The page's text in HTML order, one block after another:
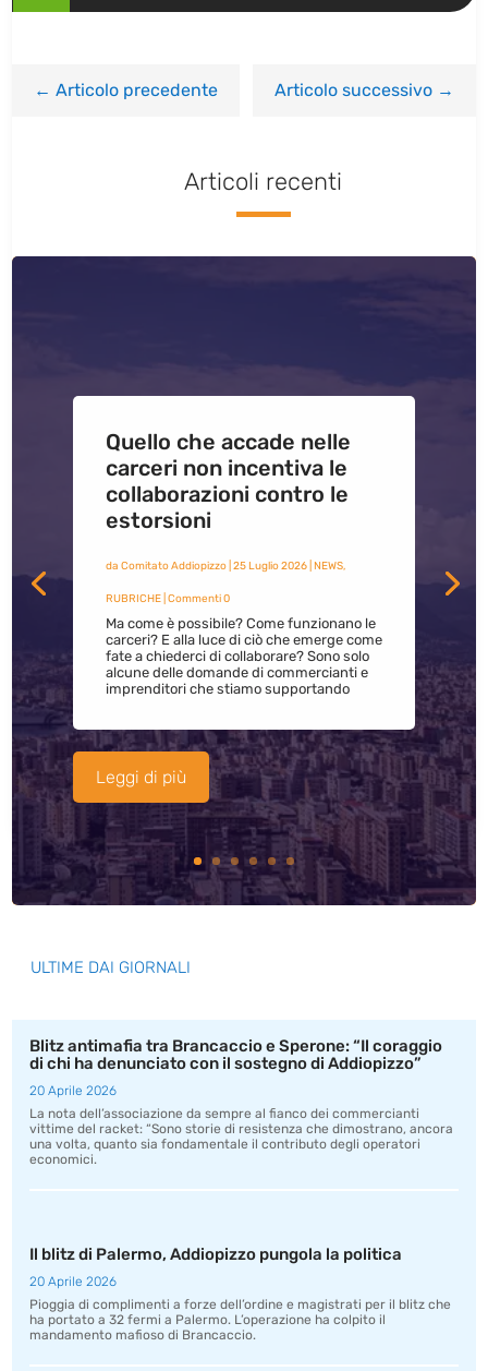
←Articolo precedente Articolo successivo→
Articoli recenti
Quello che accade nelle
carceri non incentiva le
collaborazioni contro le
estorsioni
da Comitato Addiopizzo| 25 Luglio 2026| NEWS,
RUBRICHE| Commenti 0
Ma come è possibile? Come funzionano le
carceri? E alla luce di ciò che emerge come
fate a chiederci di collaborare? Sono solo
alcune delle domande di commercianti e
imprenditori che stiamo supportando
Leggi di più
ULTIME DAI GIORNALI
Blitz antimafia tra Brancaccio e Sperone: “Il coraggio
di chi ha denunciato con il sostegno di Addiopizzo”
20 Aprile 2026
La nota dell’associazione da sempre al fianco dei commercianti
vittime del racket: “Sono storie di resistenza che dimostrano, ancora
una volta, quanto sia fondamentale il contributo degli operatori
economici.
Il blitz di Palermo, Addiopizzo pungola la politica
20 Aprile 2026
Pioggia di complimenti a forze dell’ordine e magistrati per il blitz che
ha portato a 32 fermi a Palermo. L’operazione ha colpito il
mandamento mafioso di Brancaccio.